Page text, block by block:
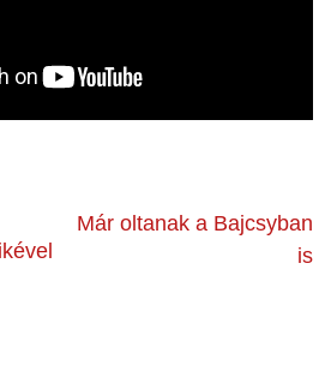
Már oltanak a Bajcsyban
is